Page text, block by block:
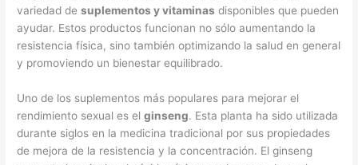
variedad desuplementos y vitaminas disponibles que pueden
ayudar. Estos productos funcionan no sólo aumentando la
resistencia física, sino también optimizando la salud en general
y promoviendo un bienestar equilibrado.
Uno de los suplementos más populares para mejorar el
rendimiento sexual es elginseng. Esta planta ha sido utilizada
durante siglos en la medicina tradicional por sus propiedades
de mejora de la resistencia y la concentración. El ginseng